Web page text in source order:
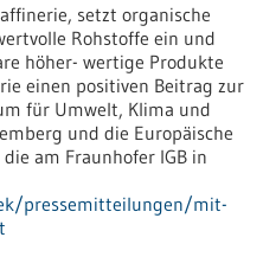
setzt organische
Rohstoffe ein und
höher- wertige Produkte
einen positiven Beitrag zur
für Umwelt, Klima und
und die Europäische
am Fraunhofer IGB in
pressemitteilungen/mit-